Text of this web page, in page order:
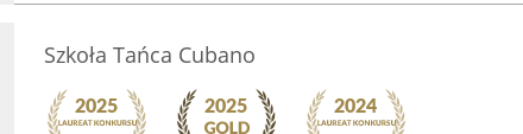
Szkoła Tańca Cubano